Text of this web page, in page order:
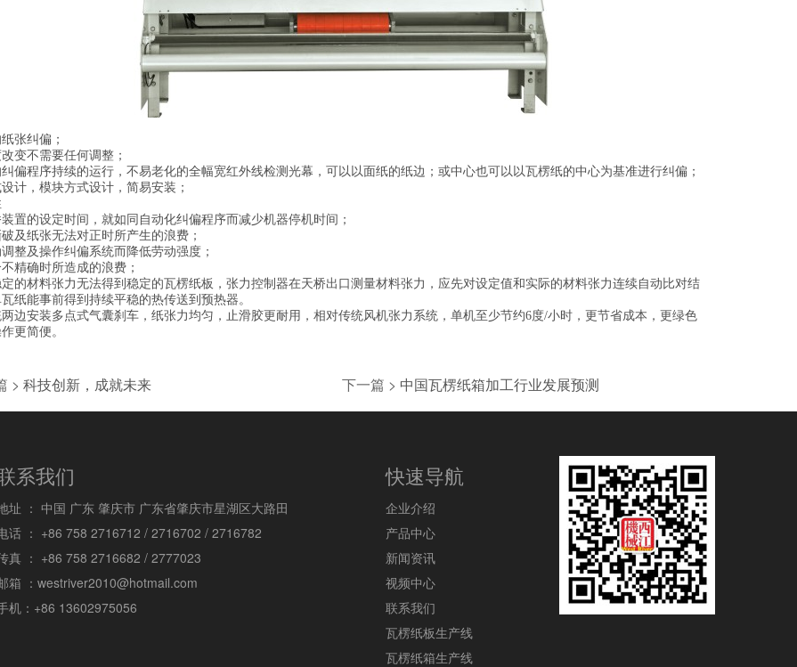
张纠偏；
变不需要任何调整；
偏程序持续的运行，不易老化的全幅宽红外线检测光幕，可以以面纸的纸边；或中心也可以以瓦楞纸的中心为基准进行纠偏；
计，模块方式设计，简易安装；
置的设定时间，就如同自动化纠偏程序而减少机器停机时间；
及纸张无法对正时所产生的浪费；
整及操作纠偏系统而降低劳动强度；
精确时所造成的浪费；
的材料张力无法得到稳定的瓦楞纸板，张力控制器在天桥出口测量材料张力，应先对设定值和实际的材料张力连续自动比对结
纸能事前得到持续平稳的热传送到预热器。
边安装多点式气囊刹车，纸张力均匀，止滑胶更耐用，相对传统风机张力系统，单机至少节约6度/小时，更节省成本，更绿色
更简便。
> 科技创新，成就未来 下一篇 > 中国瓦楞纸箱加工行业发展预测
系我们
址 ： 中国 广东 肇庆市 广东省肇庆市星湖区大路田
话 ： +86 758 2716712 / 2716702 / 2716782
真 ： +86 758 2716682 / 2777023
箱 ： westriver2010@hotmail.com
机： +86 13602975056
快速导航
企业介绍
产品中心
新闻资讯
视频中心
联系我们
瓦楞纸板生产线
瓦楞纸箱生产线